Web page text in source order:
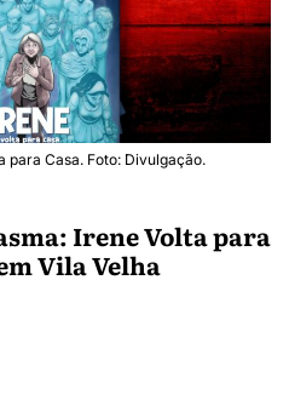
para Casa. Foto: Divulgação.
Irene Volta para
Vila Velha